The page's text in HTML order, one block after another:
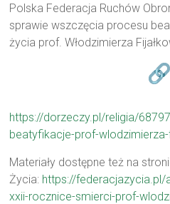
Polska Federacja Ruchów
sprawie wszczęcia procesu
życia prof. Włodzimierza
https://dorzeczy.pl/religia/
beatyfikacje-prof-
Materiały dostępne też na
Życia: https://
xxii-rocznice-smierci-prof-